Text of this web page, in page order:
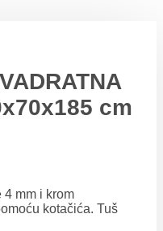
cm
4 mm i krom
kotačića. Tuš